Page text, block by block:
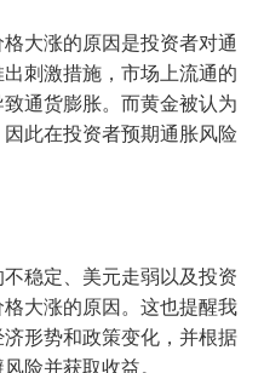
大涨的原因是投资者对通
刺激措施，市场上流通的
通货膨胀。而黄金被认为
此在投资者预期通胀风险
稳定、美元走弱以及投资
大涨的原因。这也提醒我
形势和政策变化，并根据
险并获取收益。